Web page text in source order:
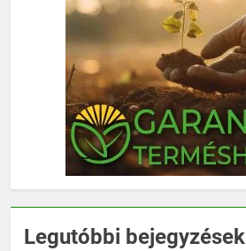
Legutóbbi bejegyzések